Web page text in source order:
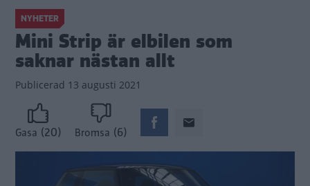
NYHETER
Mini Strip är elbilen som
saknar nästan allt
Publicerad 13 augusti 2021
Gasa (20) Bromsa (6)